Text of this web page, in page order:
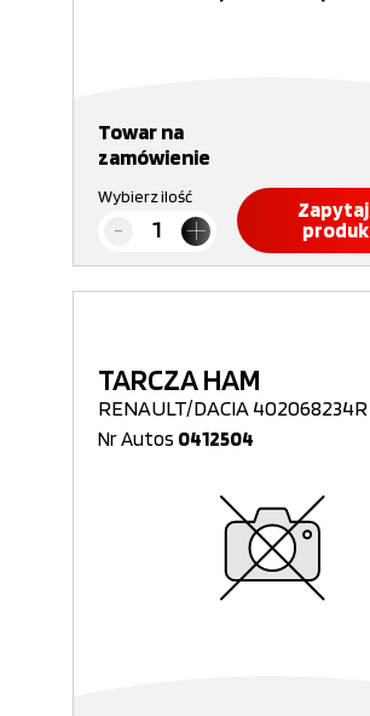
Towar na
zamówienie
Wybierz ilość
TARCZA HAM
RENAULT/DACIA 402068234R
Nr Autos 0412504